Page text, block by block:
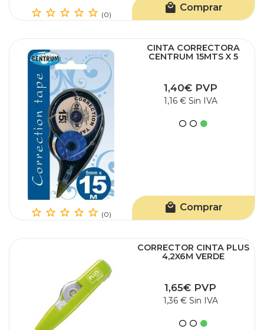
(0)
Comprar
(0)
CINTA CORRECTORA
CENTRUM 15MTS X 5
1,40€ PVP
1,16 € Sin IVA
Comprar
CORRECTOR CINTA PLUS
4,2X6M VERDE
1,65€ PVP
1,36 € Sin IVA